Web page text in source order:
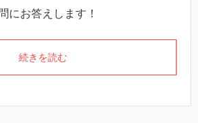
にお答えします！
続きを読む